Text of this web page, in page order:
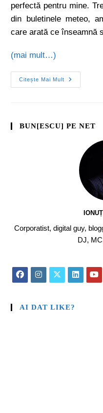
perfectă pentru mine.
din buletinele meteo,
care arată ce înseamnă
(mai mult…)
Citește Mai Mult
BUN[ESCU] PE NET
Corporatist, digital guy,
DJ,
AI DAT LIKE?